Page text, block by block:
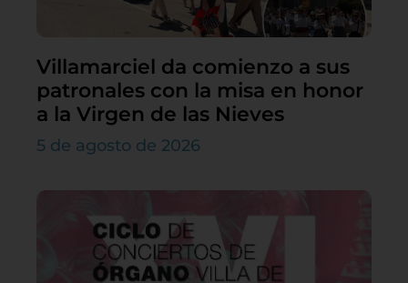
Villamarciel da comienzo a sus
patronales con la misa en honor
a la Virgen de las Nieves
5 de agosto de 2026